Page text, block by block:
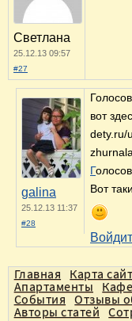
Светлана
25.12.13 09:57
#27
galina
25.12.13 11:37
#28
вот
dety.ru/
Г
Вот
Главная Карта
Апартаменты
Кафе
События
Отзывы
Авторы статей